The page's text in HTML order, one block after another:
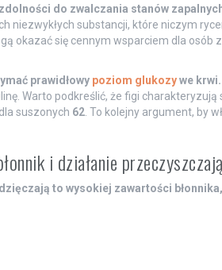
do zwalczania stanów
niezwykłych substancji, które niczym
okazać się cennym wsparciem dla osób
prawidłowy poziom glukozywe krwi.
Warto podkreślić, że figi charakteryzują
suszonych 62. To kolejny argument, by
i działanie
to wysokiej zawartości